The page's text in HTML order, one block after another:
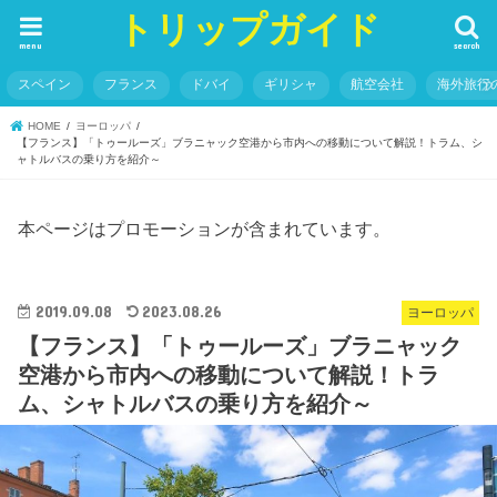
トリップガイド search
menu
スペイン フランス ドバイ ギリシャ 航空会社 海外旅行
HOME
ヨーロッパ
【フランス】「トゥールーズ」ブラニャック空港から市内への移動について解説！トラム、シ
ャトルバスの乗り方を紹介～
本ページはプロモーションが含まれています。
ヨーロッパ
2019.09.08 2023.08.26
【フランス】「トゥールーズ」ブラニャック
空港から市内への移動について解説！トラ
ム、シャトルバスの乗り方を紹介～